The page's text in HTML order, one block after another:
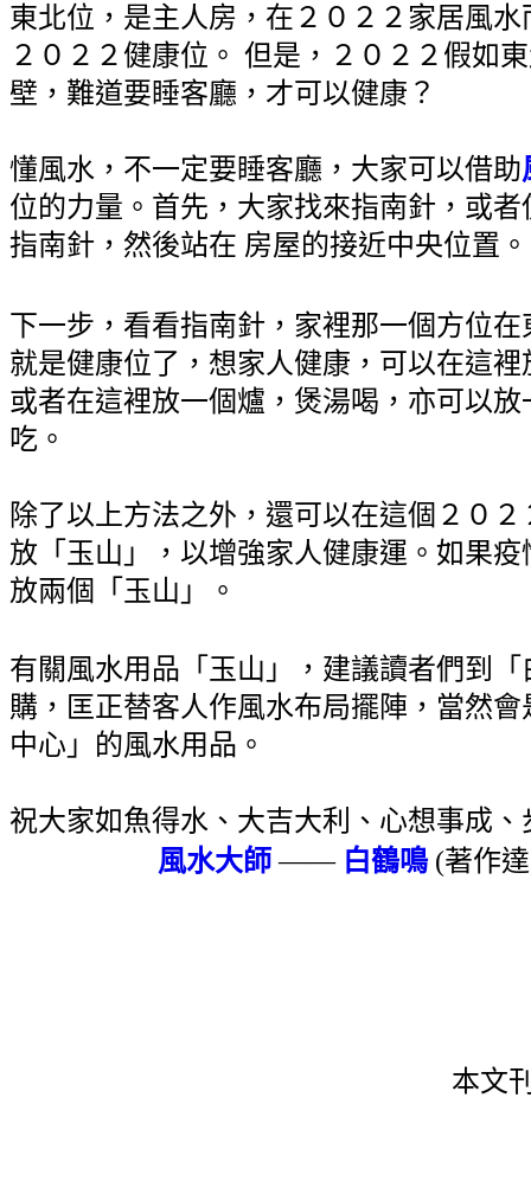
東北位，是主人房，在２０２２家居風
２０２２健康位。 但是，２０２２假如
壁，難道要睡客廳，才可以健康？
懂風水，不一定要睡客廳，大家可以借助
位的力量。首先，大家找來指南針，或
指南針，然後站在 房屋的接近中央位置。
下一步，看看指南針，家裡那一個方位
就是健康位了，想家人健康，可以在這
或者在這裡放一個爐，煲湯喝，亦可以
吃。
除了以上方法之外，還可以在這個２０
放「玉山」，以增強家人健康運。如果
放兩個「玉山」。
有關風水用品「玉山」，建議讀者們到
購，匡正替客人作風水布局擺陣，當然
中心」的風水用品。
祝大家如魚得水、大吉大利、心想事成
風水大師—— 白鶴鳴(著作
本文